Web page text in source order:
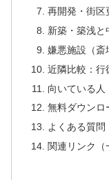
再開発・街区
新築・築浅と
嫌悪施設（斎
近隣比較：行
向いている人
無料ダウンロ
よくある質問
関連リンク（